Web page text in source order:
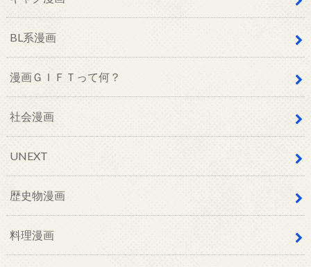
BL系漫画
漫画ＧＩＦＴって何？
社会漫画
UNEXT
歴史物漫画
料理漫画